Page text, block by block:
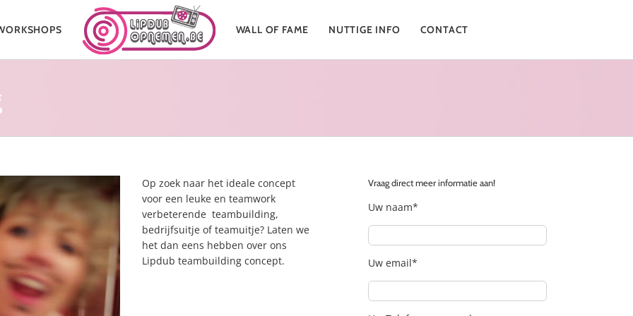
WALL OF FAME NUTTIGE INFO CONTACT
Op zoek naar het ideale concept
voor een leuke en teamwork
verbeterende teambuilding,
bedrijfsuitje of teamuitje? Laten we
het dan eens hebben over ons
Lipdub teambuilding concept.
Vraag direct meer informatie aan!
Uw naam*
Uw email*